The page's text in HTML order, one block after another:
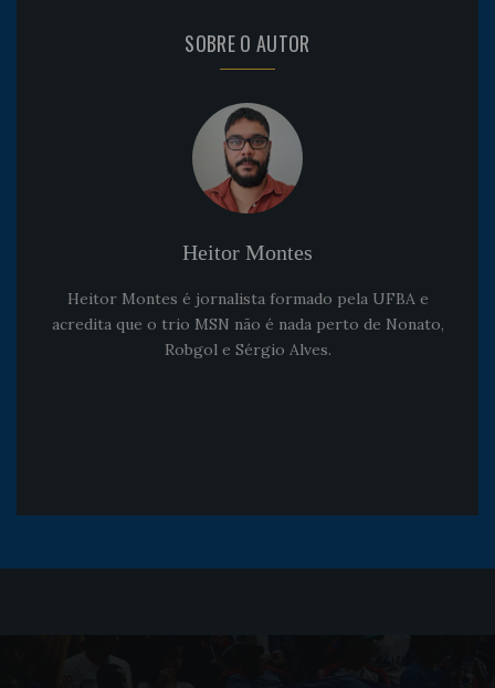
SOBRE O AUTOR
Heitor Montes
Heitor Montes é jornalista formado pela UFBA e
acredita que o trio MSN não é nada perto de Nonato,
Robgol e Sérgio Alves.